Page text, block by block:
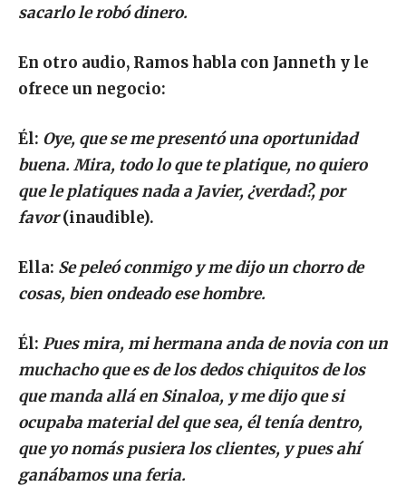
sacarlo le robó dinero.
En otro audio, Ramos habla con Janneth y le
ofrece un negocio:
Él: Oye, que se me presentó una oportunidad
buena. Mira, todo lo que te platique, no quiero
que le platiques nada a Javier, ¿verdad?, por
favor(inaudible).
Ella: Se peleó conmigo y me dijo un chorro de
cosas, bien ondeado ese hombre.
Él: Pues mira, mi hermana anda de novia con un
muchacho que es de los dedos chiquitos de los
que manda allá en Sinaloa, y me dijo que si
ocupaba material del que sea, él tenía dentro,
que yo nomás pusiera los clientes, y pues ahí
ganábamos una feria.